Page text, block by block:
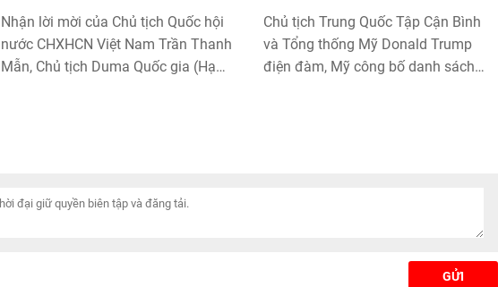
Nhận lời mời của Chủ tịch Quốc hội
nước CHXHCN Việt Nam Trần Thanh
Mẫn, Chủ tịch Duma Quốc gia (Hạ
Việt Nam và Duma Quốc gia Nga
Chủ tịch Trung Quốc Tập Cận Bình
và Tổng thống Mỹ Donald Trump
điện đàm, Mỹ công bố danh sách
GỬI